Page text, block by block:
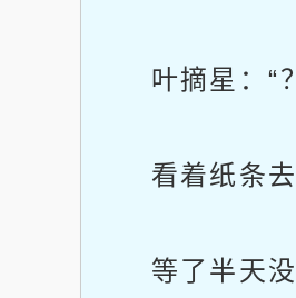
叶摘星：“
看着纸条去
等了半天没